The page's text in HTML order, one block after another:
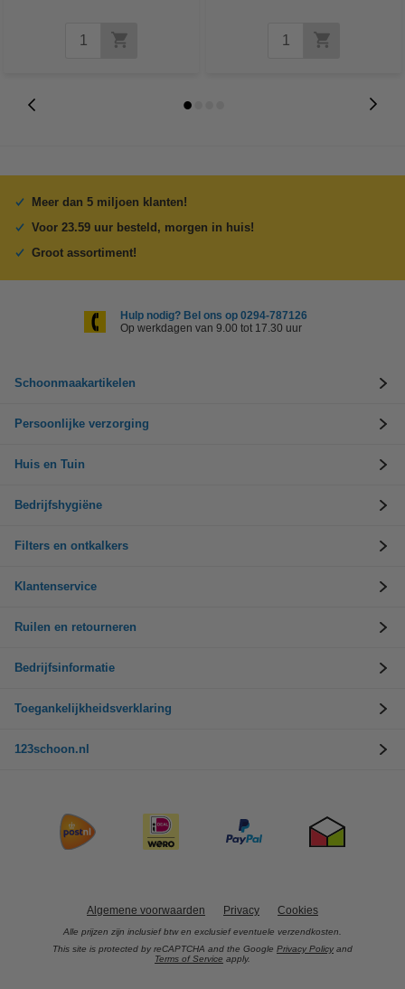
Meer dan 5 miljoen klanten!
Voor 23.59 uur besteld, morgen in huis!
Groot assortiment!
Hulp nodig? Bel ons op 0294-787126
Op werkdagen van 9.00 tot 17.30 uur
Schoonmaakartikelen
Persoonlijke verzorging
Huis en Tuin
Bedrijfshygiëne
Filters en ontkalkers
Klantenservice
Ruilen en retourneren
Bedrijfsinformatie
Toegankelijkheidsverklaring
123schoon.nl
Algemene voorwaarden Privacy Cookies
Alle prijzen zijn inclusief btw en exclusief eventuele verzendkosten.
This site is protected by reCAPTCHA and the Google Privacy Policy and
Terms of Service apply.